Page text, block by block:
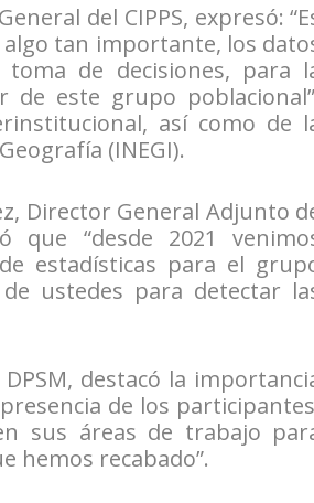
del CIPPS, expresó:
tan importante, los
de decisiones, para
de este grupo
así como de
(INEGI).
Director General Adjunto
que “desde 2021
estadísticas para el
ustedes para detectar
destacó la
de los
sus áreas de trabajo
hemos recabado”.